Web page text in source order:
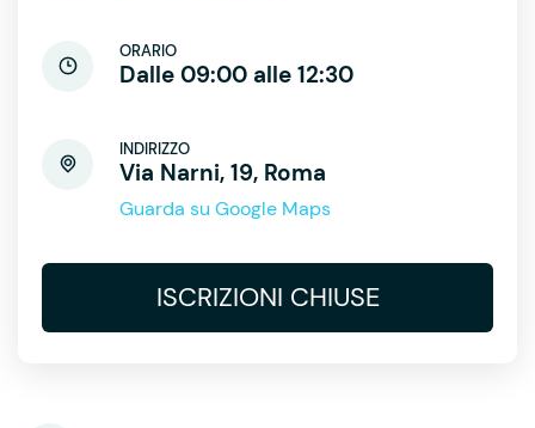
ORARIO
Dalle 09:00 alle 12:30
INDIRIZZO
Via Narni, 19, Roma
Guarda su Google Maps
ISCRIZIONI CHIUSE